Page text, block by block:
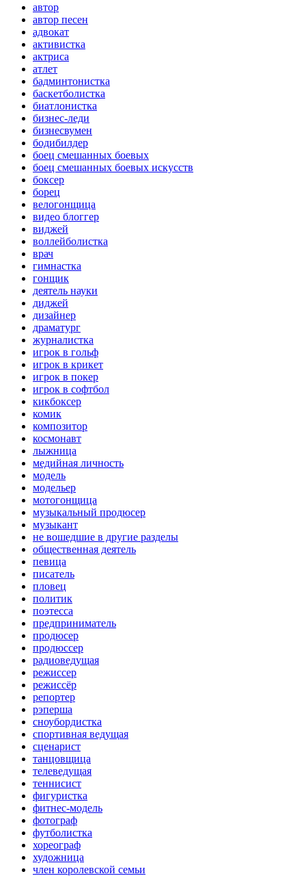
автор
автор песен
адвокат
активистка
актриса
атлет
бадминтонистка
баскетболистка
биатлонистка
бизнес-леди
бизнесвумен
бодибилдер
боец смешанных боевых
боец смешанных боевых искусств
боксер
борец
велогонщица
видео блоггер
виджей
воллейболистка
врач
гимнастка
гонщик
деятель науки
диджей
дизайнер
драматург
журналистка
игрок в гольф
игрок в крикет
игрок в покер
игрок в софтбол
кикбоксер
комик
композитор
космонавт
лыжница
медийная личность
модель
модельер
мотогонщица
музыкальный продюсер
музыкант
не вошедшие в другие разделы
общественная деятель
певица
писатель
пловец
политик
поэтесса
предприниматель
продюсер
продюссер
радиоведущая
режиссер
режиссёр
репортер
рэперша
сноубордистка
спортивная ведущая
сценарист
танцовщица
телеведущая
теннисист
фигуристка
фитнес-модель
фотограф
футболистка
хореограф
художница
член королевской семьи